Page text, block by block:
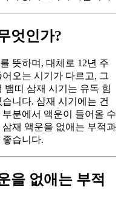
엇인가?
뜻하며, 대체로 12년 주
오는 시기가 다르고, 그
뱀띠 삼재 시기는 유독 힘
니다. 삼재 시기에는 건
분에서 액운이 들어올 수
재 액운을 없애는 부적과
습니다.
을 없애는 부적